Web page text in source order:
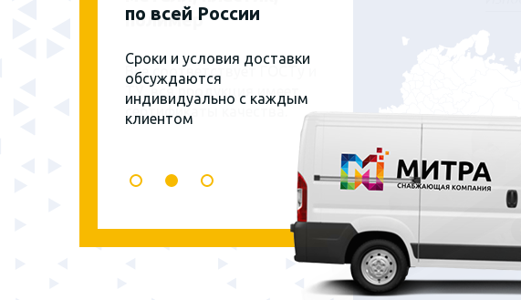
по всей России
Сроки и условия доставки
обсуждаются
индивидуально с каждым
клиентом